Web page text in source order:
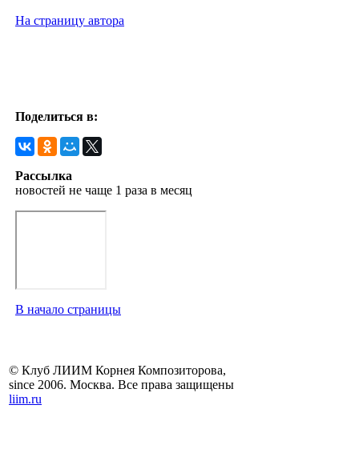
На страницу автора
Поделиться в:
Рассылка
новостей не чаще 1 раза в месяц
В начало страницы
© Клуб ЛИИМ Корнея Композиторова,
since 2006. Москва. Все права защищены
liim.ru